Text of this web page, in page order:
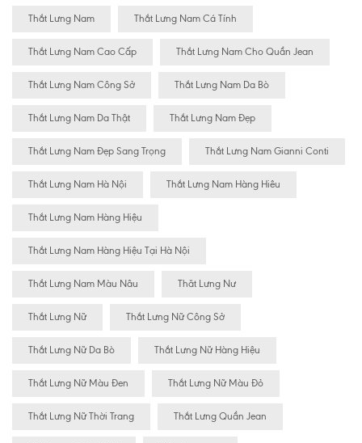
Thắt Lưng Nam Thắt Lưng Nam Cá Tính
Thắt Lưng Nam Cao Cấp Thắt Lưng Nam Cho Quần Jean
Thắt Lưng Nam Công Sở Thắt Lưng Nam Da Bò
Thắt Lưng Nam Da Thật Thắt Lưng Nam Đẹp
Thắt Lưng Nam Đẹp Sang Trọng Thắt Lưng Nam Gianni Conti
Thắt Lưng Nam Hà Nội Thắt Lưng Nam Hàng Hiêu
Thắt Lưng Nam Hàng Hiệu
Thắt Lưng Nam Hàng Hiệu Tại Hà Nội
Thắt Lưng Nam Màu Nâu Thăt Lưng Nư
Thắt Lưng Nữ Thắt Lưng Nữ Công Sở
Thắt Lưng Nữ Da Bò Thắt Lưng Nữ Hàng Hiệu
Thắt Lưng Nữ Màu Đen Thắt Lưng Nữ Màu Đỏ
Thắt Lưng Nữ Thời Trang Thắt Lưng Quần Jean